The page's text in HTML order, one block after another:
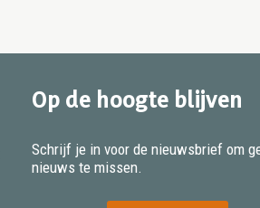
Op de hoogte blijven
Schrijf je in voor de nieuwsbrief om
nieuws te missen.